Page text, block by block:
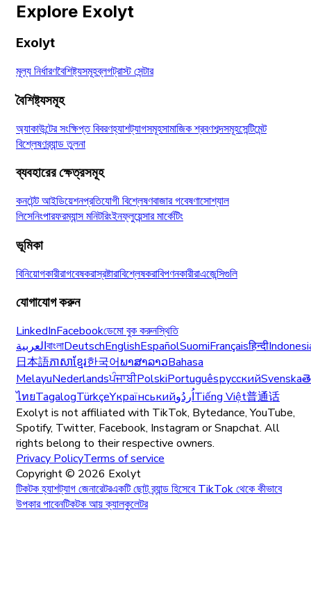
Explore Exolyt
Exolyt
মূল্য নির্ধারণবৈশিষ্ট্যসমূহব্লগট্রাস্ট সেন্টার
বৈশিষ্ট্যসমূহ
অ্যাকাউন্টের সংক্ষিপ্ত বিবরণহ্যাশট্যাগসমূহসামাজিক শ্রবণশব্দসমূহসেন্টিমেন্ট
বিশ্লেষণব্র্যান্ড তুলনা
ব্যবহারের ক্ষেত্রসমূহ
কনটেন্ট আইডিয়েশনপ্রতিযোগী বিশ্লেষণবাজার গবেষণাসোশ্যাল
লিসেনিংপারফরম্যান্স মনিটরিংইনফ্লুয়েন্সার মার্কেটিং
ভূমিকা
বিনিয়োগকারীরাগবেষকরাস্রষ্টারাবিশ্লেষকরাবিপণনকারীরাএজেন্সিগুলি
যোগাযোগ করুন
LinkedInFacebookডেমো বুক করুনস্থিতি
العربيةবাংলাDeutschEnglishEspañolSuomiFrançaisहिन्दी
日本語ភាសាខ្មែរ한국어ພາສາລາວBahasa
MelayuNederlandsਪੰਜਾਬੀPolskiPortuguêsрусскийSvenska
ไทยTagalogTürkçeYкраїнськийاُردُوTiếng Việt普通话
Exolyt is not affiliated with TikTok, Bytedance, YouTube,
Spotify, Twitter, Facebook, Instagram or Snapchat. All
rights belong to their respective owners.
Privacy PolicyTerms of service
Copyright © 2026 Exolyt
টিকটক হ্যাশট্যাগ জেনারেটরএকটি ছোট ব্র্যান্ড হিসেবে TikTok থেকে কীভাবে
উপকার পাবেনটিকটক আয় ক্যালকুলেটর